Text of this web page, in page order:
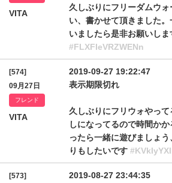
VITA
久しぶりにフリーダムウ
い、書かせて頂きました
いましたら是非お願いしま
#FLXFIeVRZWENn
[574]
09月27日
フレンド
VITA
2019-09-27 19:22:47
表示期限切れ
久しぶりにフリウォやっ
しになってるので時間か
ったら一緒に遊びましょ
りもしたいです
[573]
2019-08-27 23:44:35